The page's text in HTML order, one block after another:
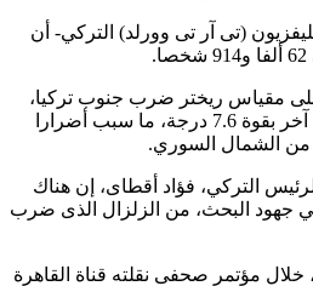
(تى آر تى وورلد) التركي- أن
بقوة 7.7 درجة على مقياس ريختر ضرب جنوب تركيا،
الاثنين الماضى، وأتبعه زلزال آخر بقوة 7.6 درجة، ما سبب أضرارا
من الشمال السوري.
التركي، فؤاد أقطاى، إن هناك
في جهود البحث، من الزلزال الذى ضرب
مؤتمر صحفى نقلته قناة القاهرة